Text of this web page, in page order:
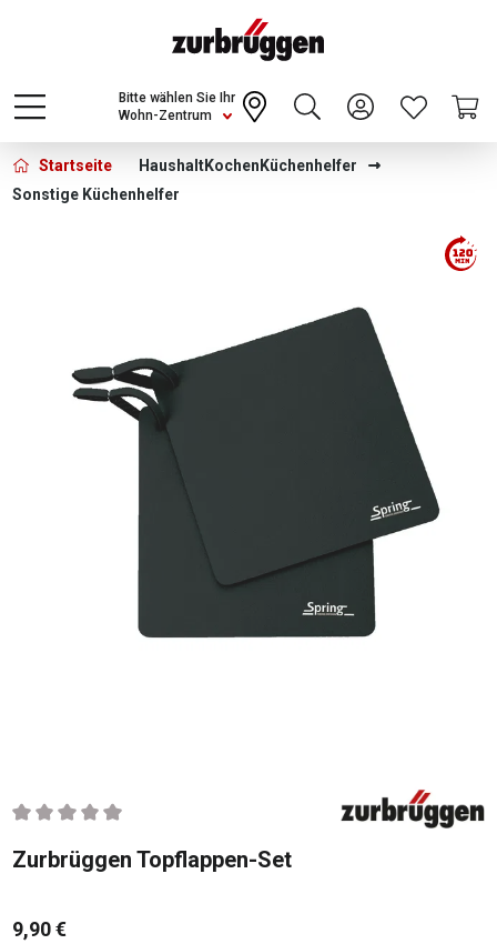
Choose a different country or region to see
content for your location and shop online
CONTINUE
Wohn-Zentrum
Bitte wählen Sie Ihr
Startseite HaushaltKochen Küchenhelfer
Sonstige Küchenhelfer
Durchschnittliche Bewertung von 0 von 5 Sternen
Zurbrüggen Topflappen-Set
9,90 €